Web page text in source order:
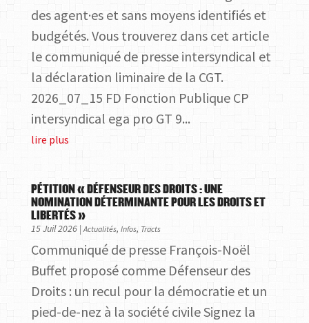
des agent·es et sans moyens identifiés et
budgétés. Vous trouverez dans cet article
le communiqué de presse intersyndical et
la déclaration liminaire de la CGT.
2026_07_15 FD Fonction Publique CP
intersyndical ega pro GT 9...
lire plus
PÉTITION « DÉFENSEUR DES DROITS : UNE
NOMINATION DÉTERMINANTE POUR LES DROITS ET
LIBERTÉS »
15 Juil 2026|Actualités, Infos, Tracts
Communiqué de presse François-Noël
Buffet proposé comme Défenseur des
Droits : un recul pour la démocratie et un
pied-de-nez à la société civile Signez la